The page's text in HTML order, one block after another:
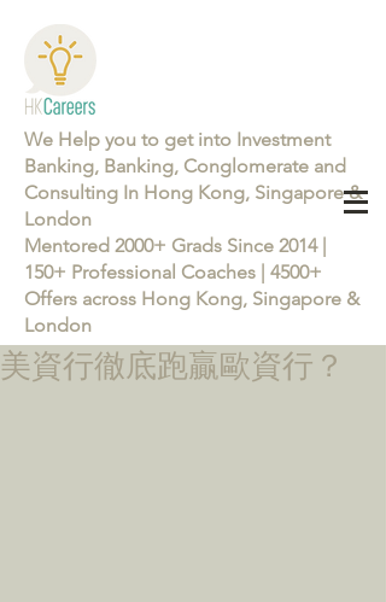
We Help you to get into Investment
Banking, Banking, Conglomerate and
Consulting In Hong Kong, Singapore &
London
Mentored 2000+ Grads Since 2014 |
150+ Professional Coaches | 4500+
Offers across Hong Kong, Singapore &
London
美資行徹底跑贏歐資行？